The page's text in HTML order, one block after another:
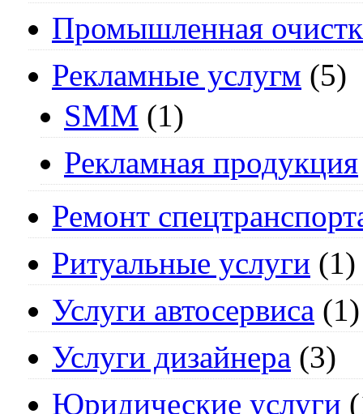
Промышленная
Рекламные услугм (5)
SMM (1)
Рекламная продукция
Ремонт
Ритуальные услуги (1)
Услуги автосервиса (1)
Услуги дизайнера (3)
Юридические услуги